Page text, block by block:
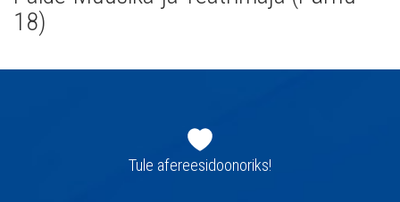
18)
navigatsioonTule afereesidoonoriks!